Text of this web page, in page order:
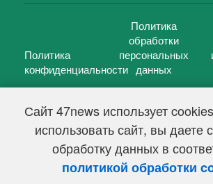
Сайт 47news использует
использовать сайт, вы даете
обработку данных в
политикой обработки
Политика
конфиденциальности
Политика
обработки
персональных
данных
47 новостей (47 news)2005 — 2026 г.
Свидетельство о регистрации СМИ Эл № ФС
Федеральной службой по надзору в сфере
информационных технологий и массовых